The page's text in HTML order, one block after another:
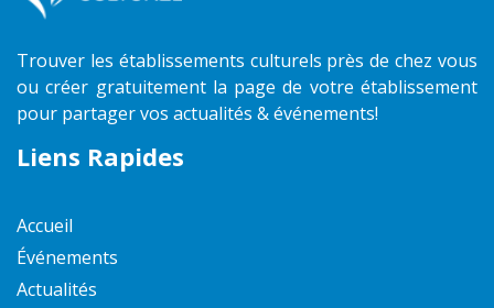
Trouver les établissements culturels près de chez vous
ou créer gratuitement la page de votre établissement
pour partager vos actualités & événements!
Liens Rapides
Accueil
Événements
Actualités